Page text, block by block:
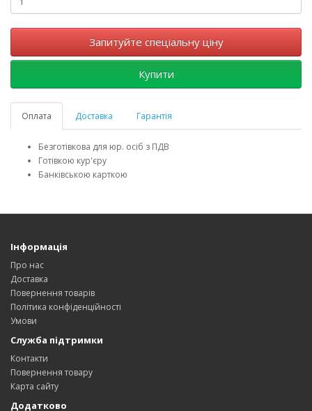
Запитуйте спеціальну ціну
Купити
Оплата Доставка Гарантія
Безготівкова для юр. осіб з ПДВ
Готівкою кур'єру
Банківською карткою
Інформація
Про нас
Доставка
Повернення товарів
Політика конфіденційності
Умови
Служба підтримки
Контакти
Повернення товару
Карта сайту
Додатково